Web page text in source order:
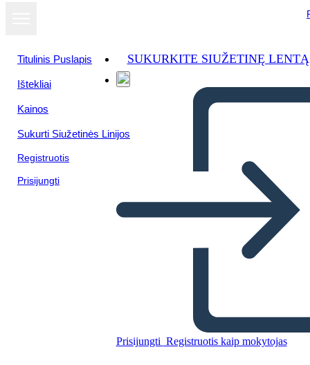
Titulinis Puslapis
Ištekliai
Kainos
Sukurti Siužetinės Linijos
Registruotis
Prisijungti
SUKURKITE SIUŽETINĘ LENTĄ
Prisijungti Registruotis kaip mokytojas